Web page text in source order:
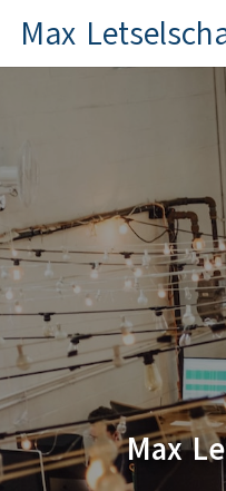
Max
Max